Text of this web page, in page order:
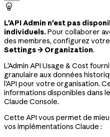

L'API Admin n'est pas
individuels.Pour collaborer
des membres, configurez
Settings → Organization.
L'Admin API Usage & Cost
granulaire aux données
l'API pour votre organisation.
informations disponibles dans
Claude Console.
Cette API vous permet de
vos implémentations Claude :